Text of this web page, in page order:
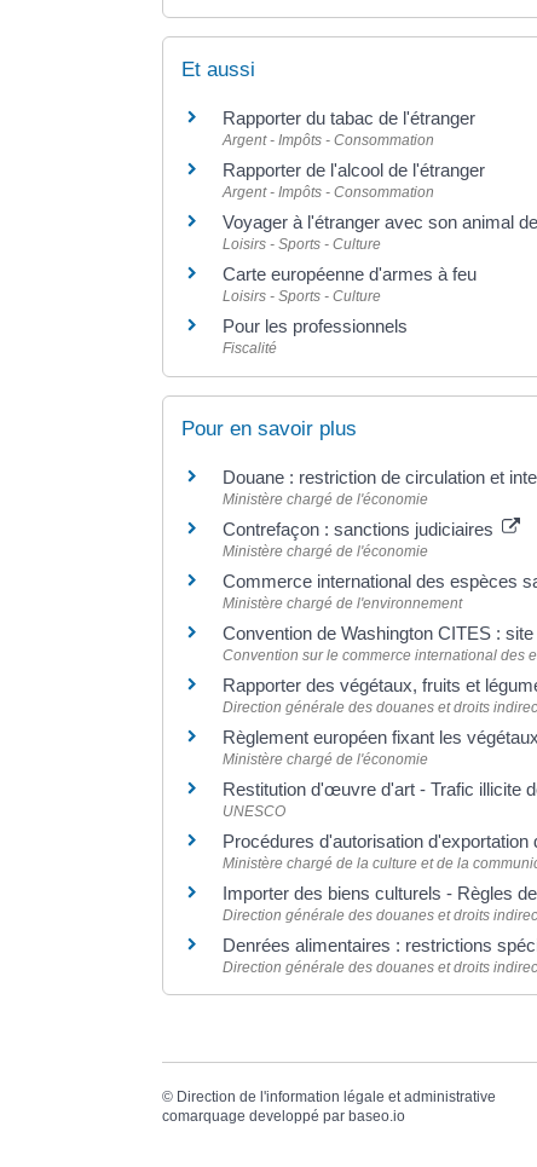
Et aussi
Rapporter du tabac de l'étranger
Argent - Impôts - Consommation
Rapporter de l'alcool de l'étranger
Argent - Impôts - Consommation
Voyager à l'étranger avec son animal
Loisirs - Sports - Culture
Carte européenne d'armes à feu
Loisirs - Sports - Culture
Pour les professionnels
Fiscalité
Pour en savoir plus
Douane : restriction de circulation et
Ministère chargé de l'économie
Contrefaçon : sanctions judiciaires
Ministère chargé de l'économie
Commerce international des espèces
Ministère chargé de l'environnement
Convention de Washington CITES :
Convention sur le commerce international des
Rapporter des végétaux, fruits et
Direction générale des douanes et droits
Règlement européen fixant les
Ministère chargé de l'économie
Restitution d'œuvre d'art - Trafic illicite
UNESCO
Procédures d'autorisation d'exportation
Ministère chargé de la culture et de la
Importer des biens culturels - Règles
Direction générale des douanes et droits
Denrées alimentaires : restrictions
Direction générale des douanes et droits
© Direction de l'information légale et administrative
comarquage developpé par baseo.io